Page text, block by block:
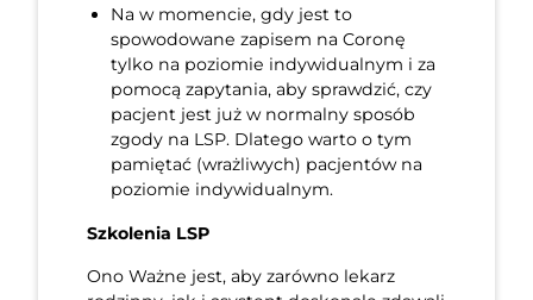
Na w momencie, gdy jest to
spowodowane zapisem na Coronę
tylko na poziomie indywidualnym i za
pomocą zapytania, aby sprawdzić, czy
pacjent jest już w normalny sposób
zgody na LSP. Dlatego warto o tym
pamiętać (wrażliwych) pacjentów na
poziomie indywidualnym.
Szkolenia LSP
Ono Ważne jest, aby zarówno lekarz